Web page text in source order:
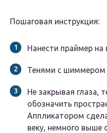
Пошаговая инструкция:
Нанести праймер на
Тенями с шиммером
Не закрывая глаза,
обозначить
Аппликатором
веку, немного выше